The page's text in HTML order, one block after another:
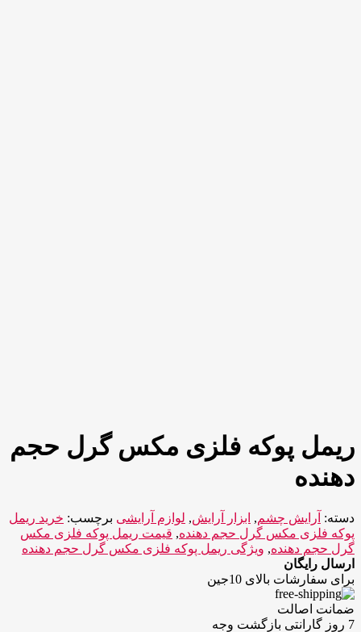
ریمل پوکه فلزی مکس گرل حجم
دهنده
دسته: آرایش چشم, ابزار آرایش, لوازم آرایشی برچسب: خرید ریمل
پوکه فلزی مکس گرل حجم دهنده, قیمت ریمل پوکه فلزی مکس
گرل حجم دهنده, ویژگی ریمل پوکه فلزی مکس گرل حجم دهنده
ارسال رایگان
برای سفارشات بالای 10جین
ضمانت اصالت
7 روز گارانتی بازگشت وجه